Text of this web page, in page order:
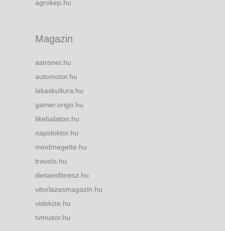
agrokep.hu
Magazin
astronet.hu
automotor.hu
lakaskultura.hu
gamer.origo.hu
likebalaton.hu
napidoktor.hu
mindmegette.hu
travelo.hu
dietaesfitnesz.hu
vitorlazasmagazin.hu
videkize.hu
tvmusor.hu